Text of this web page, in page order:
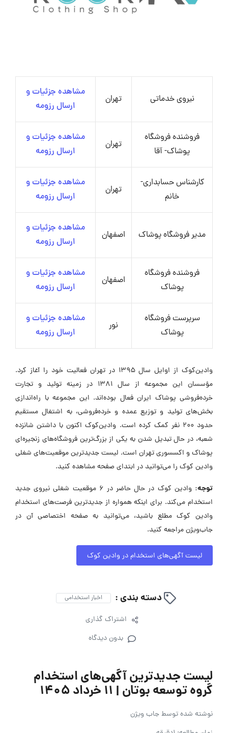
نیروی خدماتی تهران
مشاهده جزئیات و
ارسال رزومه
فروشنده فروشگاه
پوشاک- آقا
تهران
مشاهده جزئیات و
ارسال رزومه
کارشناس حسابداری-
خانم
تهران
مشاهده جزئیات و
ارسال رزومه
مدیر فروشگاه پوشاک اصفهان
مشاهده جزئیات و
ارسال رزومه
فروشنده فروشگاه
پوشاک
اصفهان
مشاهده جزئیات و
ارسال رزومه
سرپرست فروشگاه
پوشاک
نور
مشاهده جزئیات و
ارسال رزومه
وادین‌کوک از اوایل سال ۱۳۹۵ در تهران فعالیت خود را آغاز کرد.
مؤسسان این مجموعه از سال ۱۳۸۱ در زمینه تولید و تجارت
خرده‌فروشی پوشاک ایران فعال بوده‌اند. این مجموعه با راه‌اندازی
بخش‌های تولید و توزیع عمده و خرده‌فروشی، به اشتغال مستقیم
حدود ۲۰۰ نفر کمک کرده است. وادین‌کوک اکنون با داشتن شانزده
شعبه، در حال تبدیل شدن به یکی از بزرگ‌ترین فروشگاه‌های زنجیره‌ای
پوشاک و اکسسوری تهران است. لیست جدیدترین موقعیت‌های شغلی
وادین کوک را می‌توانید در ابتدای صفحه مشاهده کنید.
توجه:
وادین کوک در حال حاضر در ۶ موقعیت شغلی نیروی جدید
استخدام می‌کند. برای اینکه همواره از جدیدترین فرصت‌های استخدام
وادین کوک مطلع باشید، می‌توانید به صفحه اختصاصی آن در
جاب‌ویژن مراجعه کنید.
لیست آگهی‌های استخدام در وادین کوک
دسته بندی : اخبار استخدامی
اشتراک گذاری
بدون دیدگاه
لیست جدیدترین آگهی‌های استخدام
گروه توسعه بوتان | ۱۱ خرداد ۱۴۰۵
نوشته شده توسطجاب ویژن